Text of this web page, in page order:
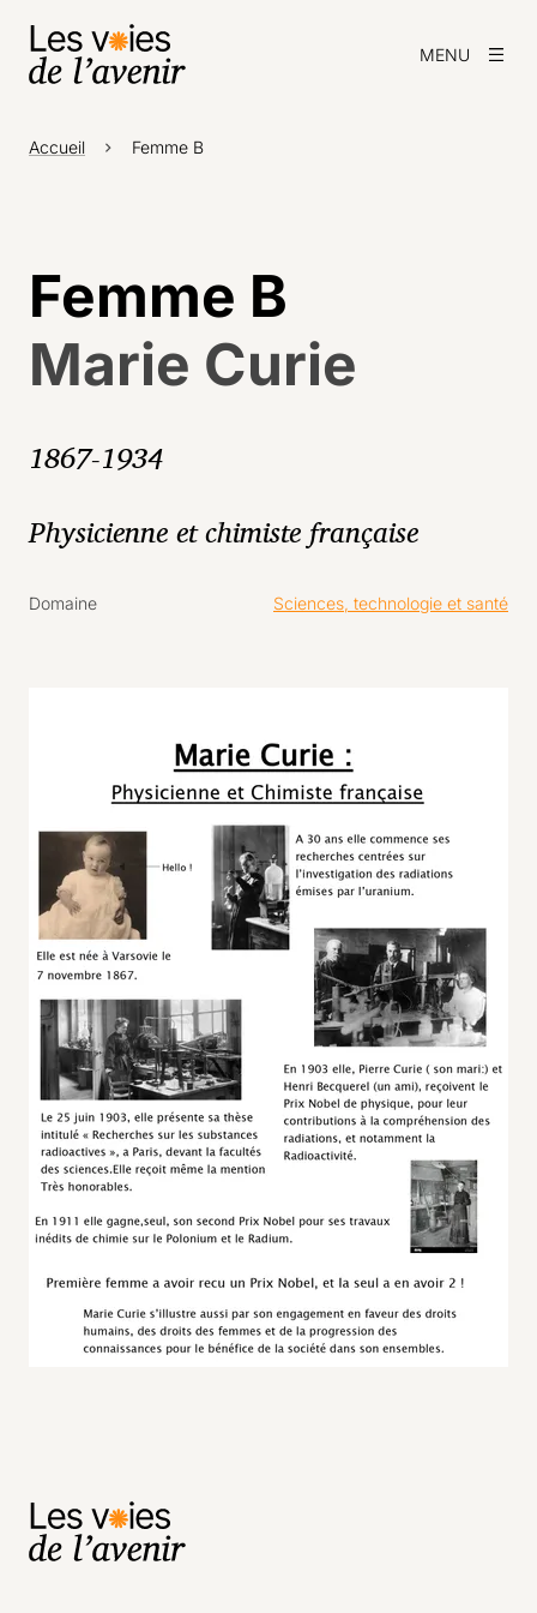
MENU
Accueil Femme B
Femme B
Marie Curie
1867-1934
Physicienne et chimiste française
Domaine Sciences, technologie et santé